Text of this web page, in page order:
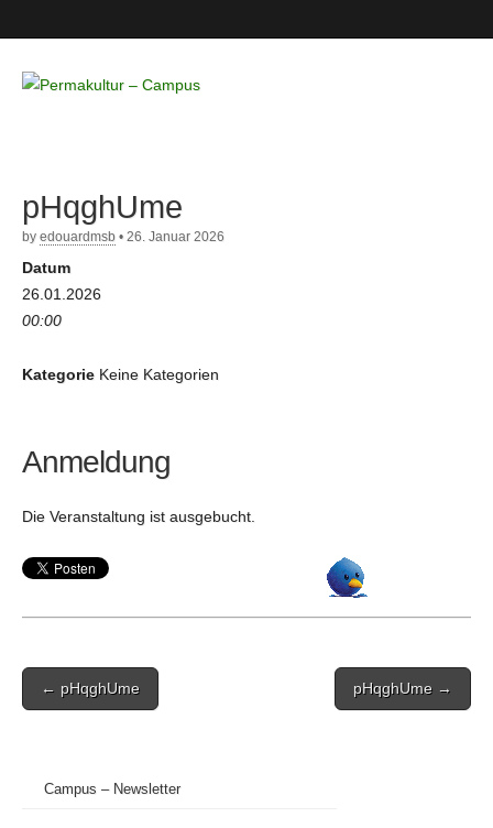
– Campus
pHqghUme
by edouardmsb • 26. Januar 2026
Datum
26.01.2026
00:00
Kategorie Keine Kategorien
Anmeldung
Die Veranstaltung ist ausgebucht.
Post
navigation
← pHqghUme pHqghUme →
Campus – Newsletter